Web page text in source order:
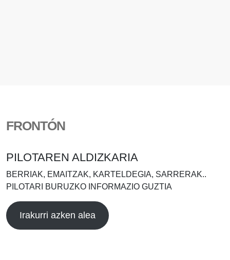
FRONTÓN
PILOTAREN ALDIZKARIA
BERRIAK, EMAITZAK, KARTELDEGIA, SARRERAK..
PILOTARI BURUZKO INFORMAZIO GUZTIA
Irakurri azken alea